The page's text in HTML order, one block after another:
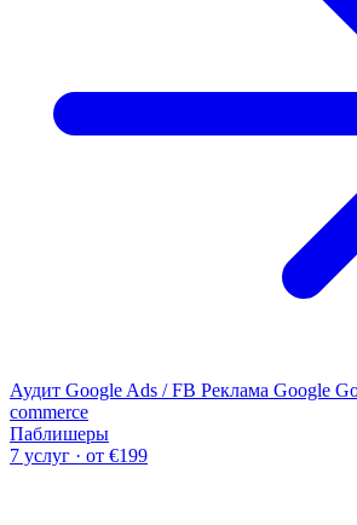
Аудит Google Ads / FB Реклама Google
commerce
Паблишеры
7 услуг · от €199